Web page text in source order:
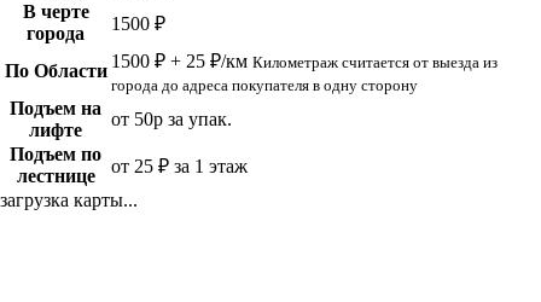
В черте
города
1500 ₽
По Области 1500 ₽ + 25 ₽/км Километраж считается от выезда из
города до адреса покупателя в одну сторону
Подъем на
лифте
от 50р за упак.
Подъем по
лестнице
от 25 ₽ за 1 этаж
загрузка карты...